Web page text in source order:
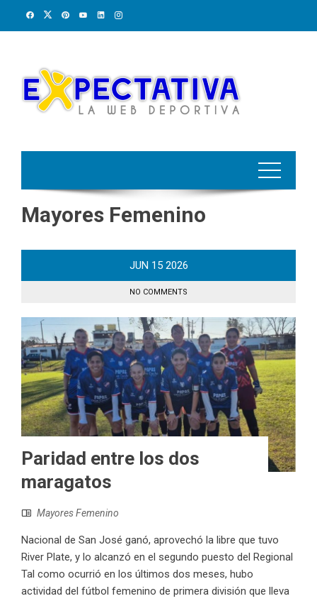
Mayores Femenino
JUN 15 2026
NO COMMENTS
Paridad entre los dos
maragatos
Mayores Femenino
Nacional de San José ganó, aprovechó la libre que tuvo
River Plate, y lo alcanzó en el segundo puesto del Regional
Tal como ocurrió en los últimos dos meses, hubo
actividad del fútbol femenino de primera división que lleva